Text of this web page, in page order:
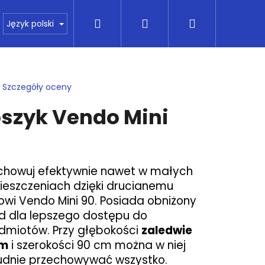
Kontakt Wszystko o kupowaniu
Język polski Zaloguj
Szczegóły oceny
Vendo Mini
efektywnie nawet w małych
dzięki drucianemu
Vendo Mini 90. Posiada obniżony
dla lepszego dostępu do
Przy głębokości zaledwie
i szerokości 90 cm można w niej
przechowywać wszystko.
Następne